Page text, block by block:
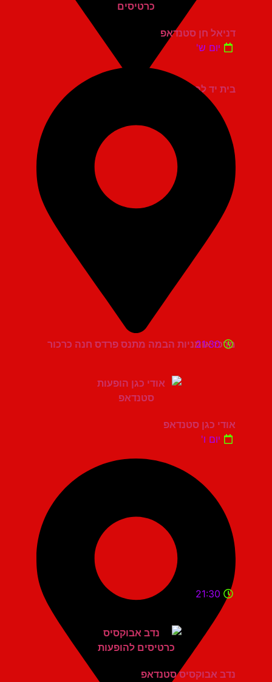
בית יד לבנים אשדוד
דניאל חן סטנדאפ
יום ש'
מרכז אומניות הבמה מתנס פרדס חנה כרכור
21:30
אודי כגן סטנדאפ
יום ו'
21:30
נדב אבוקסיס סטנדאפ